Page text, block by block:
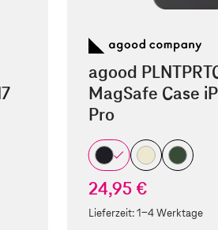
agood
MagSafe Case
Pro
24,95 €
Lieferzeit:1-4 Werktage